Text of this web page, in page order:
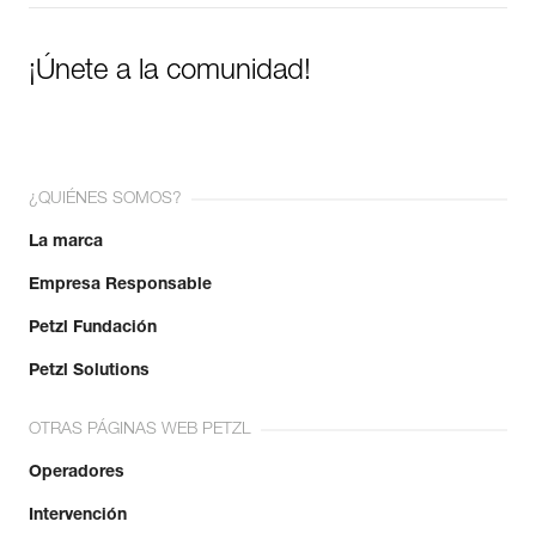
¡Únete a la comunidad!
¿QUIÉNES SOMOS?
La marca
Empresa Responsable
Petzl Fundación
Petzl Solutions
OTRAS PÁGINAS WEB PETZL
Operadores
Intervención